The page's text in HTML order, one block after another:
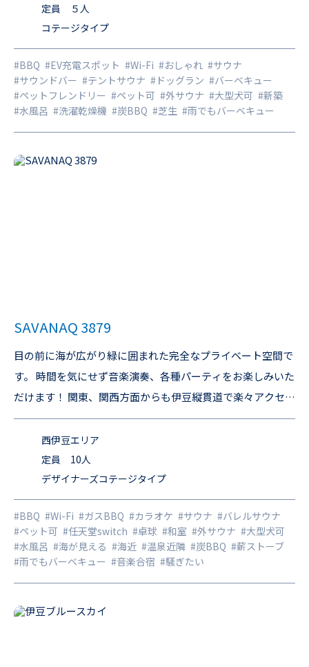
に包まれた庭園には、新鮮な空気と緑に囲まれた贅沢なサウ
ナが設置されています。 伊豆の四季折々の美しい自然を満喫
しながら、心身ともにリフレッシュする、特別なひとときを
お約束します。 2025年2月 ドックランのフェンスが高くな
り大型犬もOK♪ 全室内ワンちゃん用の滑り止めワックスを
実施 階段にも滑り止めマットを敷いて益々ペットフレンドリ
ーな施設に進化しました！ 2025年12月 出張テントサウナ
「Ten.Ten」プレミアム導入！ より“贅沢で特別なサウナ体
定員 ５人
コテージタイプ
#BBQ #EV充電スポット #Wi-Fi #おしゃれ #サウナ
#サウンドバー #テントサウナ #ドッグラン #バーベキュー
#ペットフレンドリー #ペット可 #外サウナ #大型犬可 #新築
#水風呂 #洗濯乾燥機 #炭BBQ #芝生 #雨でもバーベキュー
SAVANAQ 3879
目の前に海が広がり緑に囲まれた完全なプライベート空間で
す。 時間を気にせず音楽演奏、各種パーティをお楽しみいた
だけます！ 関東、関西方面からも伊豆縦貫道で楽々アクセ
ス。温暖な気候に恵まれ海や山の幸が豊富な沼津市戸田。 駿
河湾に向けて独特な形で延びる御浜岬に囲まれた戸田港を中
心に、古くから漁業のまちとして栄えてきました。 ルート１
７号線エリア内の各地から海ごしに望む世界遺産・富士山の
絶景や、四季豊かな景観の数々、 駿河湾から水揚げされる世
界最大のタカアシガニをはじめ、他の地域ではめったに食べ
られない深海魚料理 の数々を楽しむことができ、海と森に囲
まれたここ「サバナク」は多彩な見どころと楽しみが満載で
す。
西伊豆エリア
定員 10人
デザイナーズコテージタイプ
#BBQ #Wi-Fi #ガスBBQ #カラオケ #サウナ #バレルサウナ
#ペット可 #任天堂switch #卓球 #和室 #外サウナ #大型犬可
#水風呂 #海が見える #海近 #温泉近隣 #炭BBQ #薪ストーブ
#雨でもバーベキュー #音楽合宿 #騒ぎたい